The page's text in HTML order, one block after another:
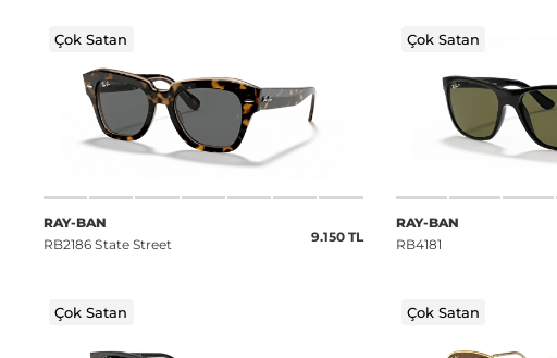
Çok Satan
RAY-BAN
RB2186 State Street
9.150 TL
Çok Satan
RAY-BAN
RB4181
Çok Satan Çok Satan